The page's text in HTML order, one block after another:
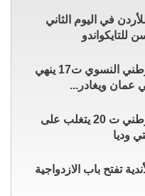
للأردن في اليوم الثاني
للتايكواندو
المنتخب الوطني النسوي ت17 ينهي
عمان ويغادر...
المنتخب الوطني ت 20 يتغلب على
وديا
تفتح باب الازدواجية